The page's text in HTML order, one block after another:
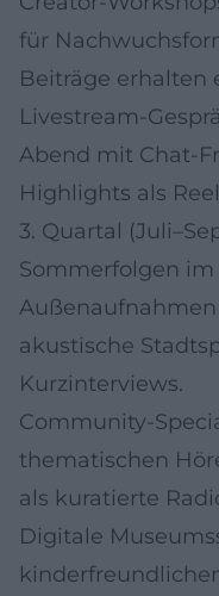
für
Beiträge erhalten
Livestream-
Abend mit Chat-
Highlights als
3. Quartal
Sommerfolgen
akustische
Kurzinterviews.
Community-
thematischen
als kuratierte
Digitale